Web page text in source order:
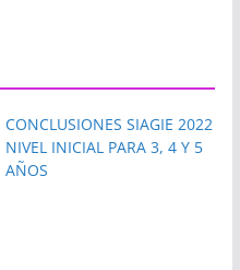
CONCLUSIONES SIAGIE 2022
NIVEL INICIAL PARA 3, 4 Y 5
AÑOS